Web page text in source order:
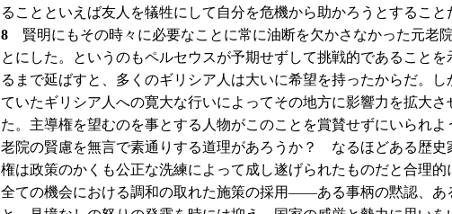
ることといえば友人を犠牲にして自分を危機から助かろうとすること
8 賢明にもその時々に必要なことに常に油断を欠かさなかった元老
とにした。というのもペルセウスが予期せずして挑戦的であること
るまで延ばすと、多くのギリシア人は大いに希望を持ったからだ。
ていたギリシア人への寛大な行いによってその地方に影響力を拡大
た。主導権を望むのを事とする人物がこのことを賞賛せずにいられ
老院の賢慮を無言で素通りする道理があろうか？ なるほどある歴史
権は政策のかくも公正な洗練によって成し遂げられたものだと合理的
全ての機会における調和の取れた施策の採用――ある事柄の黙認、あ